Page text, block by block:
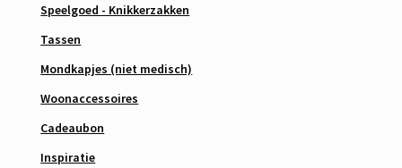
Speelgoed - Knikkerzakken
Tassen
Mondkapjes (niet medisch)
Woonaccessoires
Cadeaubon
Inspiratie